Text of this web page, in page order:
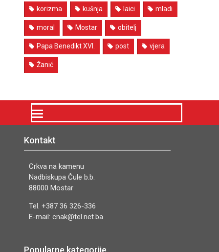
korizma kušnja laici mladi
moral Mostar obitelj
Papa Benedikt XVI. post vjera
Žanić
Kontakt
Crkva na kamenu
Nadbiskupa Čule b.b.
88000 Mostar
Tel. +387 36 326-336
E-mail: cnak@tel.net.ba
Popularne kategorije